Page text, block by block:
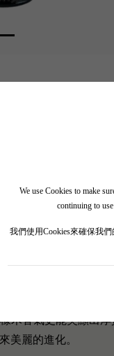
We use Cookies to make
continuing to
我們使用Cookies來確保我
Saint Julien的山坡
，尾韻悠長，味道
、薰衣草和雪松木
木香氣更能突顯出
美麗的進化。